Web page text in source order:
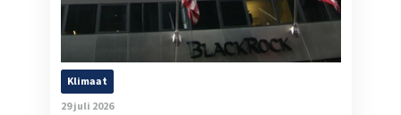
Klimaat
29 juli 2026